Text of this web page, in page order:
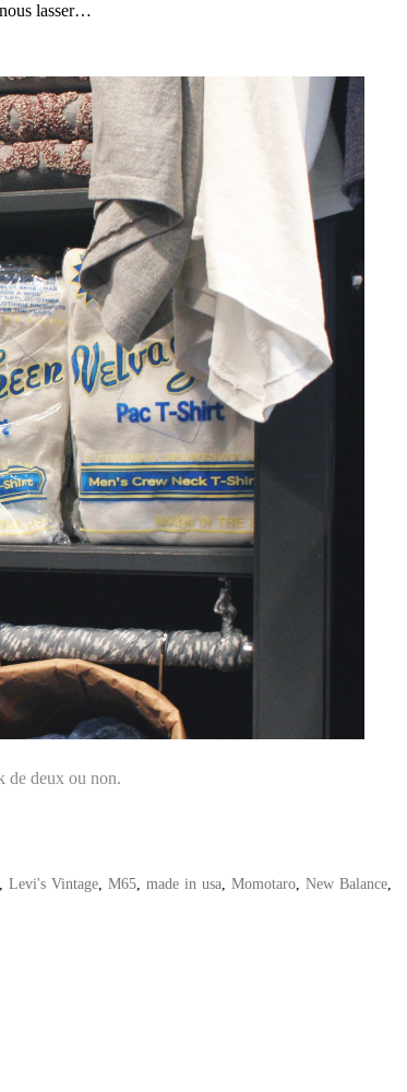
lasser…
de deux ou non.
Levi's Vintage, M65, made in usa, Momotaro, New Balance